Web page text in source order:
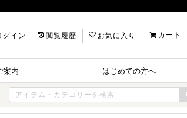
グイン 閲覧履歴 お気に入り カート
案内 はじめての方へ